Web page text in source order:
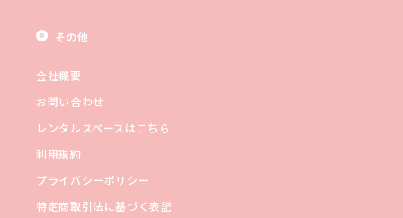
その他
会社概要
お問い合わせ
レンタルスペースはこちら
利用規約
プライバシーポリシー
特定商取引法に基づく表記